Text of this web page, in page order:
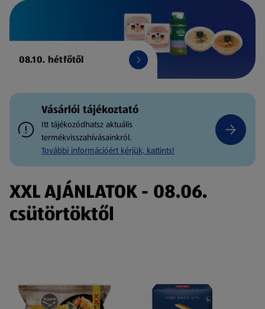
08.10. hétfőtől
Vásárlói tájékoztató
Itt tájékozódhatsz aktuális
termékvisszahívásainkról.
További információért kérjük, kattints!
XXL AJÁNLATOK - 08.06.
csütörtöktől